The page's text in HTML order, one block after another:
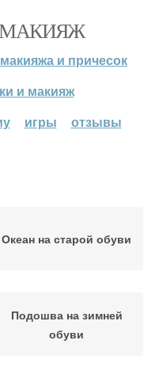
МАКИЯЖ
и причесок
и макияж
игры отзывы
Океан на старой обуви
Подошва на зимней
обуви